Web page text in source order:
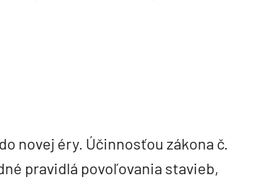
novej éry. Účinnosťou zákona č.
pravidlá povoľovania stavieb,